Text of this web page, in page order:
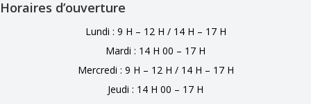
Horaires d’ouverture
Lundi : 9 H – 12 H / 14 H – 17 H
Mardi : 14 H 00 – 17 H
Mercredi : 9 H – 12 H / 14 H – 17 H
Jeudi : 14 H 00 – 17 H